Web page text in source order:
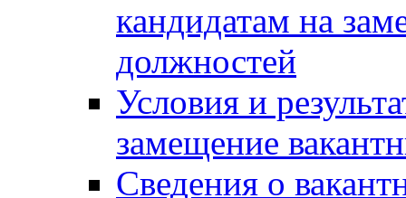
кандидатам на
должностей
Условия и
замещение
Сведения о